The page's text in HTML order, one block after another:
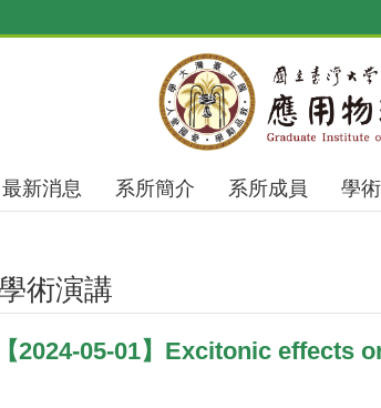
最新消息 系所簡介 系所成員 學
術演講
【2024-05-01】Excitonic effects